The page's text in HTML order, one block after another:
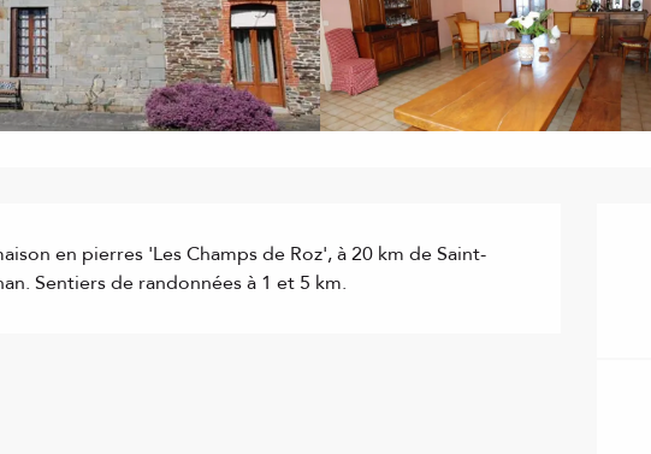
en pierres 'Les Champs de Roz', à 20 km de Saint-
Sentiers de randonnées à 1 et 5 km.